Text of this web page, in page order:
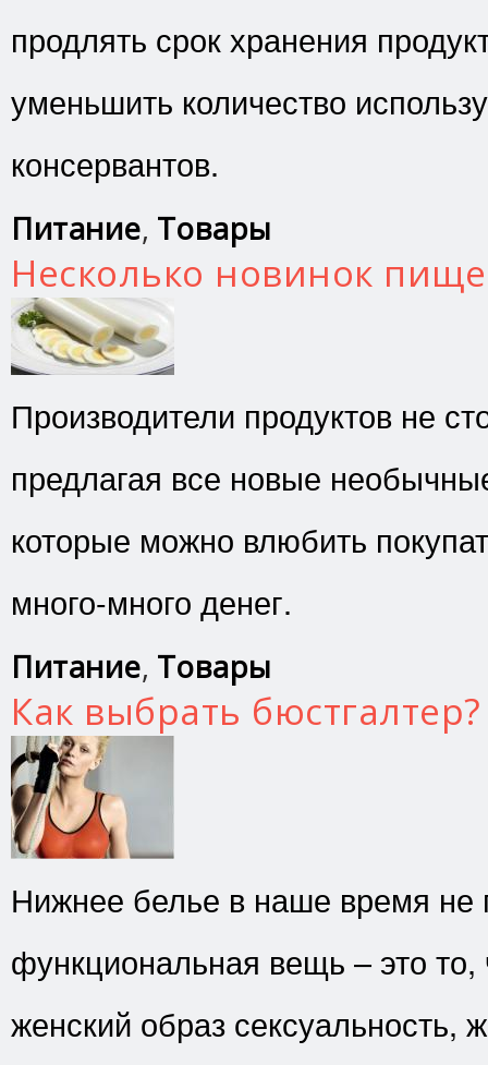
продлять срок хранения
уменьшить количество
консервантов.
Питание, Товары
Несколько новинок
Производители продуктов не
предлагая все новые
которые можно влюбить
много-много денег.
Питание, Товары
Как выбрать бюстгалтер?
Нижнее белье в наше время не
функциональная вещь – это то,
женский образ сексуальность,